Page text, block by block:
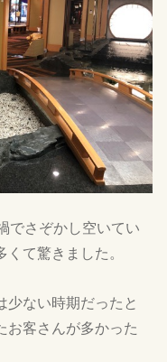
でさぞかし空いてい
て驚きました。
少ない時期だったと
お客さんが多かった